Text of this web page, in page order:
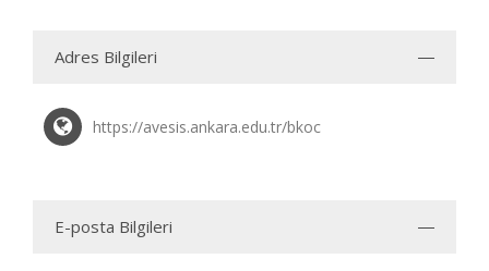
Adres Bilgileri
https://avesis.ankara.edu.tr/bkoc
E-posta Bilgileri